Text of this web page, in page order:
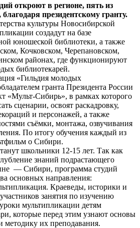
откроют в регионе, пять из
президентскому гранту.
культуры Новосибирской
создадут на базе
юношеской библиотеки, а также
Кочковском, Черепановском,
районах, где функционируют
библиотекарей.
«Гильдия молодых
гранта Президента России
«Мульт-Сибирь», в рамках которого
сценарии, освоят раскадровку,
и персонажей, а также
съёмки, монтажа, озвучивания
По итогу обучения каждый из
о Сибири.
школьники 12-15 лет. Так как
знаний подрастающего
— Сибири, программа студий
основных направления:
Краеведы, историки и
занятия по изучению
мультипликации детям
которые перед этим узнают основы
методику их преподавания.